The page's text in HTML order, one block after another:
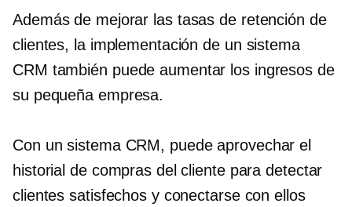
Además de mejorar las tasas de retención de
clientes, la implementación de un sistema
CRM también puede aumentar los ingresos de
su pequeña empresa.
Con un sistema CRM, puede aprovechar el
historial de compras del cliente para detectar
clientes satisfechos y conectarse con ellos